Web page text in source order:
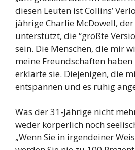
diesen Leuten ist Collins’
jährige Charlie McDowell,
unterstützt, die “größte
sein. Die Menschen, die mir
meine Freundschaften
erklärte sie. Diejenigen, die
entspannen und es ruhig
Was der 31-Jährige nicht
weder körperlich noch
„Wenn Sie in irgendeiner